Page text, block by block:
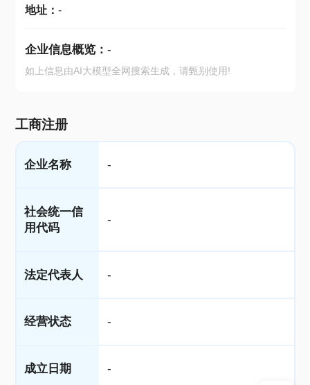
地址： -
企业信息概览： -
如上信息由AI大模型全网搜索生成，请甄别使用!
工商注册
企业名称 -
社会统一信
用代码
-
法定代表人 -
经营状态 -
成立日期 -